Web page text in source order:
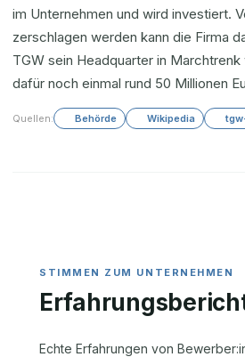
im Unternehmen und wird investiert.
zerschlagen werden kann die Firma
TGW sein Headquarter in
dafür noch einmal rund 50 Millionen
Quellen: Behörde Wikipedia
Echte Erfahrungen von